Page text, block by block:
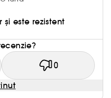
și este rezistent
0